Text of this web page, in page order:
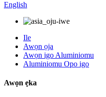
English
Ile
Awọn ọja
Awọn igo Aluminiomu
Aluminiomu Opo igo
Awọn ẹka